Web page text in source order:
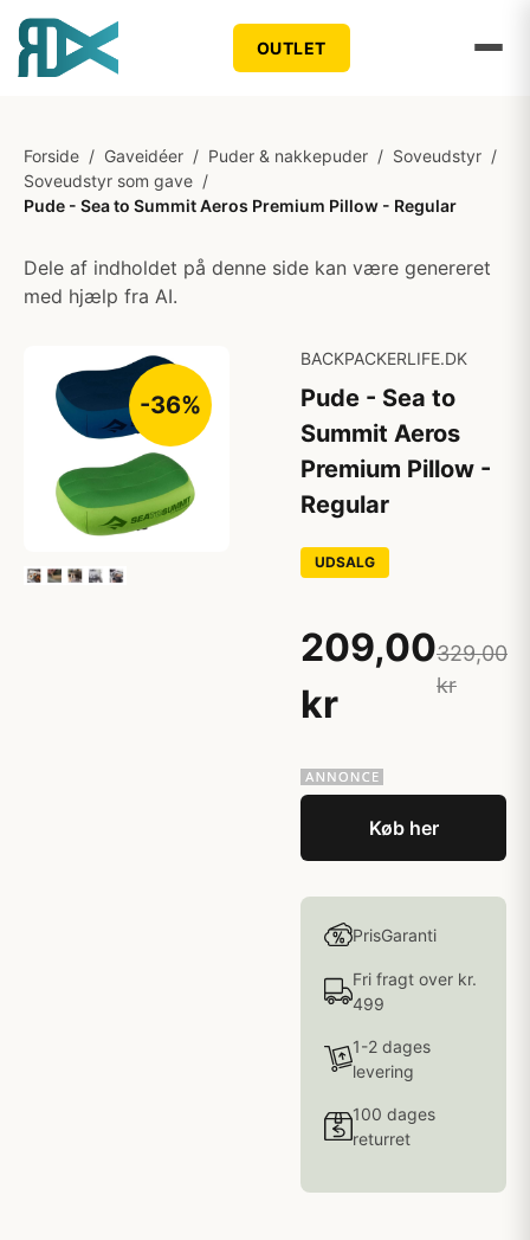
OUTLET
Forside / Gaveidéer / Puder & nakkepuder / Soveudstyr /
Soveudstyr som gave /
Pude - Sea to Summit Aeros Premium Pillow - Regular
Dele af indholdet på denne side kan være genereret
med hjælp fra AI.
-36%
BACKPACKERLIFE.DK
Pude - Sea to
Summit Aeros
Premium Pillow -
Regular
UDSALG
209,00
kr
329,00
kr
Køb her
PrisGaranti
Fri fragt over kr.
499
1-2 dages
levering
100 dages
returret